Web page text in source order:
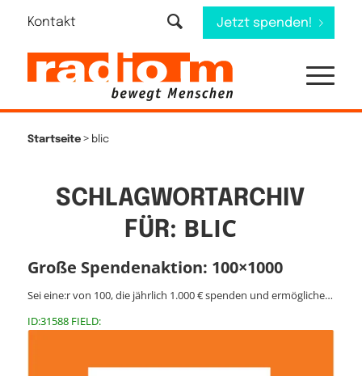
Kontakt Jetzt spenden!
Startseite> blic
SCHLAGWORTARCHIV
FÜR: BLIC
Große Spendenaktion: 100×1000
Sei eine:r von 100, die jährlich 1.000 € spenden und ermögliche…
ID:31588 FIELD: